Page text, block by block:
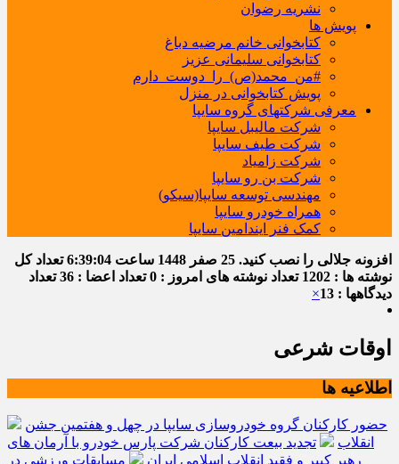
نشریه رضوان
پویش ها
کتابخوانی خانم مرضیه دباغ
کتابخوانی سلیمانی عزیز
#من_محمد(ص)_را_دوست_دارم
پویش کتابخوانی در منزل
معرفی شرکتهای گروه سایپا
شرکت مالیبل سایپا
شرکت طیف سایپا
شرکت زامیاد
شرکت بن رو سایپا
مهندسی توسعه سایپا(سیکو)
همراه خودرو سایپا
کمک فنر ایندامین سایپا
افزونه جلالی را نصب کنید. 25 صفر 1448 ساعت 6:39:05تعداد کل
نوشته ها : 1202
تعداد نوشته های امروز : 0 تعداد اعضا : 36
تعداد
دیدگاهها : 13
×
اوقات شرعی
اطلاعیه ها
حضور کارکنان گروه خودروسازی سایپا در چهل و هفتمین جشن
انقلاب
تجدید بیعت کارکنان شرکت پارس خودرو با آرمان های
رهبر کبیر و فقید انقلاب اسلامی ایران
مسابقات ورزشی در